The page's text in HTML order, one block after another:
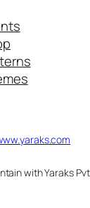
with Yaraks